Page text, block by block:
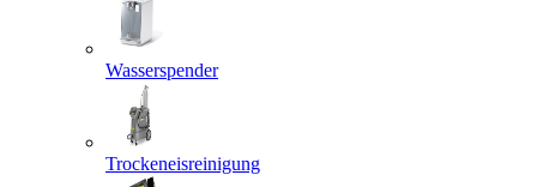
Wasserspender
Trockeneisreinigung